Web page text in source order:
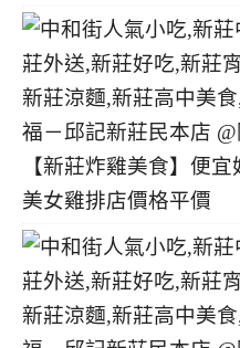
【新莊炸雞美食】便
美女雞排店價格平價